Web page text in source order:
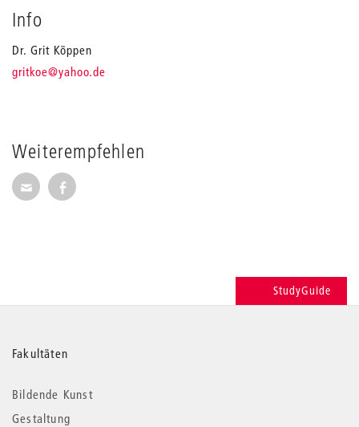
Weiterempfehlen
Seite per E-Mail weiterempfehlen
Seite auf Facebook weiterempfehlen
Info
Dr. Grit Köppen
gritkoe_
@yahoo.de
StudyGuide
Weitere
Informationen
Fakultäten
Bildende Kunst
Gestaltung